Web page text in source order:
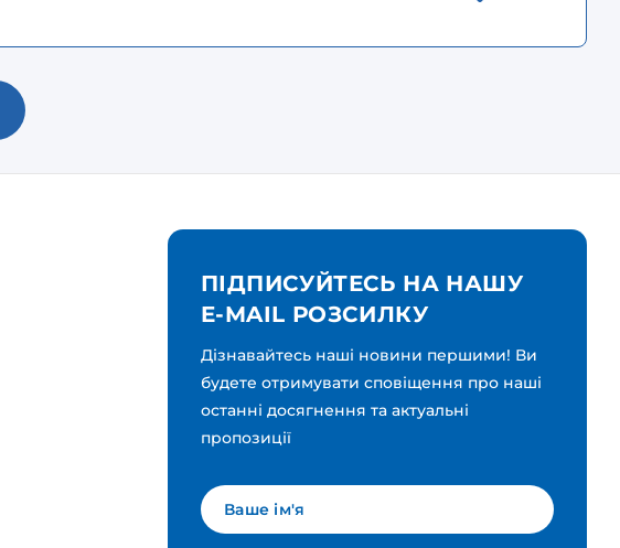
ПІДПИСУЙТЕСЬ НА НАШУ
E-MAIL РОЗСИЛКУ
Дізнавайтесь наші новини першими! Ви
будете отримувати сповіщення про наші
останні досягнення та актуальні
пропозиції